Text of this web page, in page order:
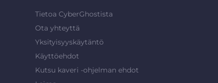
Tietoa CyberGhostista
Ota yhteyttä
Yksityisyyskäytäntö
Käyttöehdot
Kutsu kaveri -ohjelman ehdot